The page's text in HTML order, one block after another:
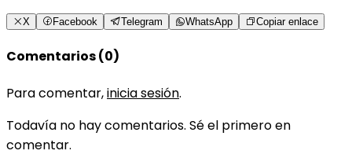
X Facebook Telegram WhatsApp Copiar enlace
Comentarios (0)
Para comentar,inicia sesión.
Todavía no hay comentarios. Sé el primero en
comentar.